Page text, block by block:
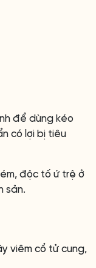
để dùng kéo
có lợi bị tiêu
độc tố ứ trệ ở
sản.
viêm cổ tử cung,